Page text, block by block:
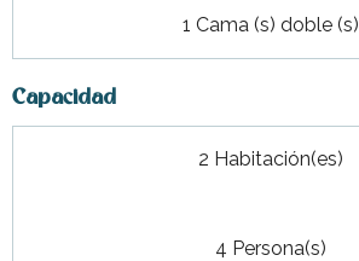
1 Cama (s) doble (s)
Capacidad
2 Habitación(es)
4 Persona(s)